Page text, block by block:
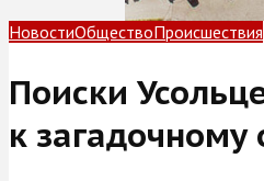
НовостиОбществоПроисшествия
Поиски
к загадочному